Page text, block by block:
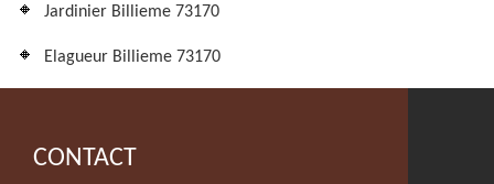
Jardinier Billieme 73170
Elagueur Billieme 73170
CONTACT